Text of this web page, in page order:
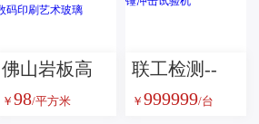
佛山岩板高
温彩釉玻璃
￥ 98/平方米
联工检测--
JL-1000落锤
￥ 999999/台